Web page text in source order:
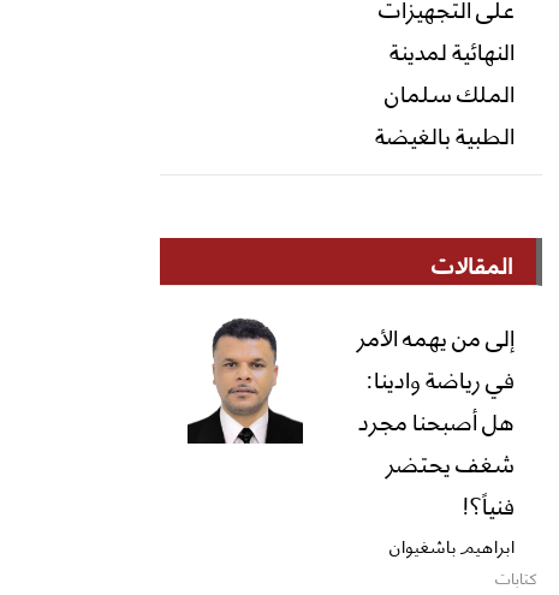
النهائية لمدينة
الملك سلمان
الطبية بالغيضة
المقالات
إلى من يهمه الأمر
في رياضة وادينا:
هل أصبحنا مجرد
شغف يحتضر
فنياً؟!
ابراهيم باشغيوان
كتابات